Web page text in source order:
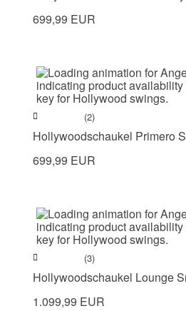
699,99 EUR
(2)
Hollywoodschaukel Primero
699,99 EUR
(3)
Hollywoodschaukel Lounge
1.099,99 EUR